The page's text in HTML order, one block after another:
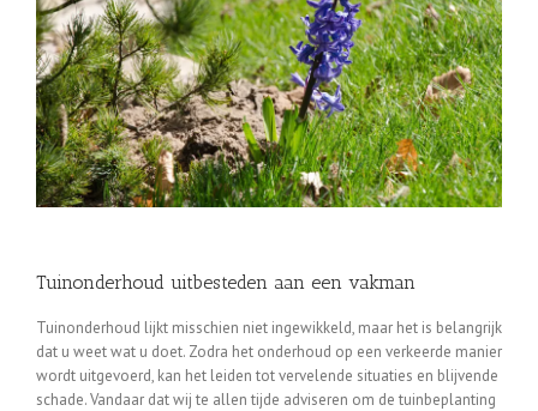
Tuinonderhoud uitbesteden aan een vakman
Tuinonderhoud lijkt misschien niet ingewikkeld, maar het is belangrijk
dat u weet wat u doet. Zodra het onderhoud op een verkeerde manier
wordt uitgevoerd, kan het leiden tot vervelende situaties en blijvende
schade. Vandaar dat wij te allen tijde adviseren om de tuinbeplanting